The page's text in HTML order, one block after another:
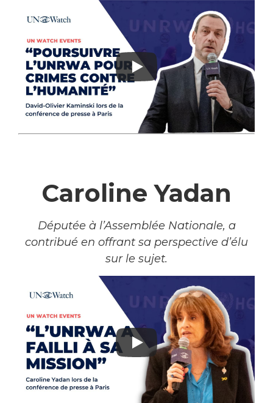
Caroline Yadan
Députée à l’Assemblée Nationale, a
contribué en offrant sa perspective d’élu
sur le sujet.